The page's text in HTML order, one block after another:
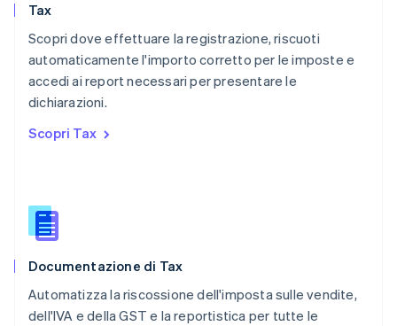
Tax
Scopri dove effettuare la registrazione, riscuoti
automaticamente l'importo corretto per le imposte e
accedi ai report necessari per presentare le
dichiarazioni.
Scopri Tax
Documentazione di Tax
Automatizza la riscossione dell'imposta sulle vendite,
dell'IVA e della GST e la reportistica per tutte le
English
Portogallo
RAS di Hong Kong, Cina
English简体中文
Regno Unito
English
English
Singapore
Slovacchia
English
Slovenia